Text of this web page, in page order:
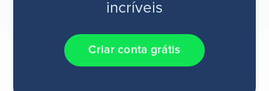
incríveis
Criar conta grátis